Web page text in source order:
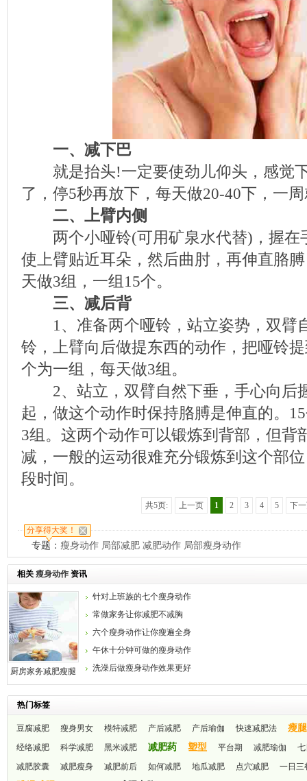
一、减下巴
就是抬头!一定要使劲儿仰头，感觉
了，停5秒再放下，每天做20-40下，一
二、上臂内侧
两个小哑铃(可用矿泉水代替)，握在
使上臂贴近耳朵，然后曲肘，再伸直胳
天做3组，一组15个。
三、减后背
1、准备两个哑铃，站立姿势，双臂
铃，上臂向后做提东西的动作，把哑铃
个为一组，每天做3组。
2、站立，双臂自然下垂，手心向后
起，做这个动作时保持胳膊是伸直的。
3组。这两个动作可以锻炼到背部，但背
减，一般的运动很难充分锻炼到这个部
段时间。
共5页: 上一页 1 2 3 4 5 下
分享得大奖！
专题： 瘦身动作 局部减肥 减肥动作 局部瘦身动作
相关 瘦身动作 资讯
厨房家务减肥瘦腿
又收腰
针对上班族的七个瘦身动作
常做家务让你减肥不减胸
六个瘦身动作让你瘦遍全身
午休十分钟可做的瘦身动作
洗澡后做瘦身动作效果更好
热门标签
豆腐减肥 瘦身男女 模特减肥 产后减肥 产后瑜伽 快速减肥法 瘦
经络减肥 科学减肥 黑米减肥 减肥药 塑型 平台期 减肥瑜伽
减肥胶囊
减肥瘦身 减肥前后 如何减肥 地瓜减肥 点穴减肥 一日三